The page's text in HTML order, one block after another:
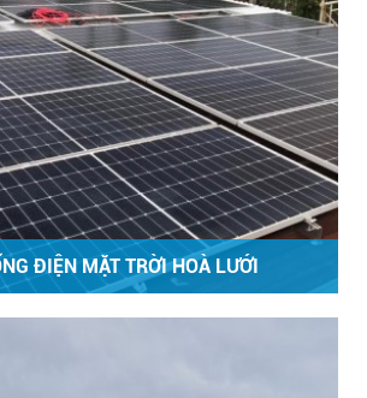
ĐIỆN MẶT TRỜI HOÀ LƯỚI